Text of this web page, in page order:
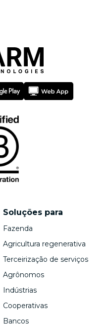
Soluções para
Fazenda
Agricultura regenerativa
Terceirização de serviços
Agrônomos
Indústrias
Cooperativas
Bancos